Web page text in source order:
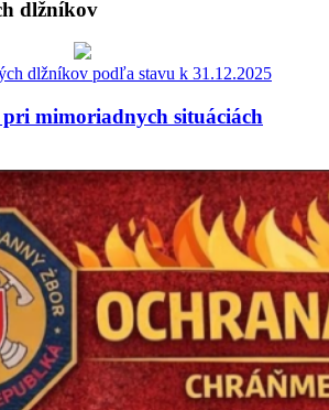
dlžníkov
dlžníkov podľa stavu k 31.12.2025
mimoriadnych situáciách